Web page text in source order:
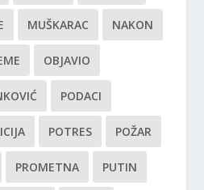
MUŠKARAC NAKON
OBJAVIO
PODACI
POTRES POŽAR
PROMETNA PUTIN